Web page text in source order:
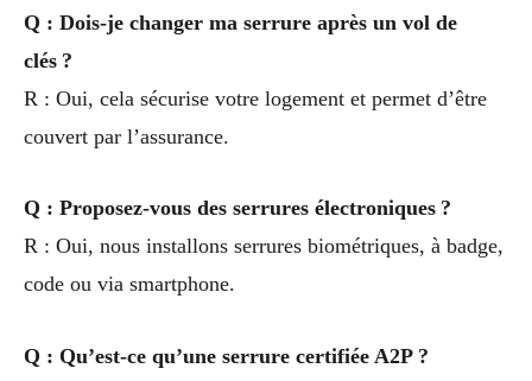
Q : Dois-je changer ma serrure après un vol de
clés ?
R : Oui, cela sécurise votre logement et permet d’être
couvert par l’assurance.
Q : Proposez-vous des serrures électroniques ?
R : Oui, nous installons serrures biométriques, à badge,
code ou via smartphone.
Q : Qu’est-ce qu’une serrure certifiée A2P ?